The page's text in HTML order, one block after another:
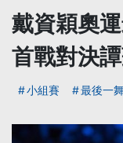
戴資穎奧
首戰對決
小組賽 最後一